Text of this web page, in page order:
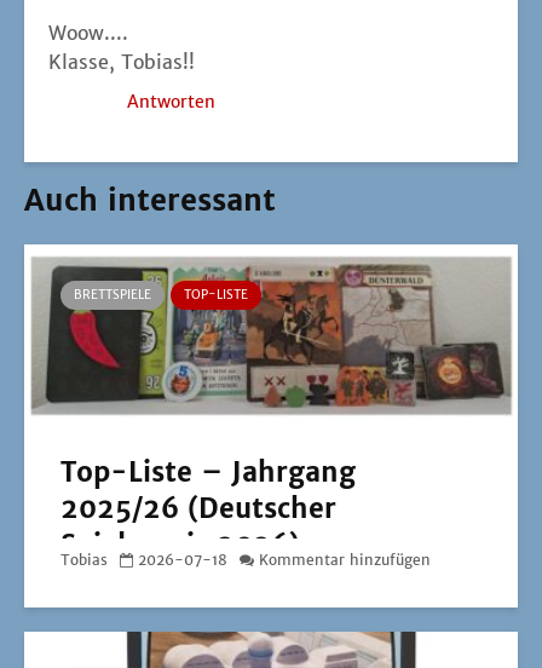
Woow....
Klas­se, Tobias!!
Antworten
Auch interessant
BRETTSPIELE TOP-LISTE
Top-Liste – Jahrgang
2025/26 (Deutscher
Spielepreis 2026)
Tobias 2026-07-18 Kommentar hinzufügen